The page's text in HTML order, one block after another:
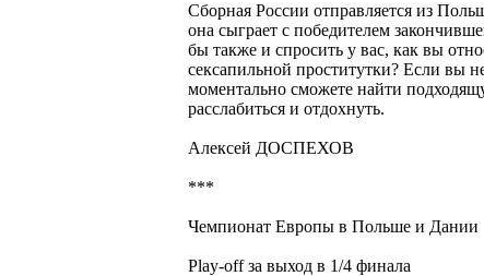
Сборная России отправляется из
она сыграет с победителем
бы также и спросить у вас, как вы
сексапильной проститутки? Если вы
моментально сможете найти
расслабиться и отдохнуть.
Алексей ДОСПЕХОВ
***
Чемпионат Европы в Польше и Дании
Play-off за выход в 1/4 финала